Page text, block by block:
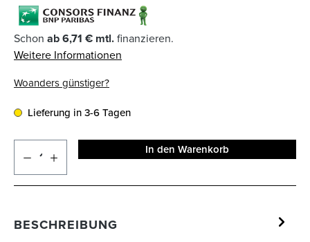
Schon ab 6,71 € mtl.finanzieren.
Weitere Informationen
Woanders günstiger?
Lieferung in 3-6 Tagen
In den Warenkorb
BESCHREIBUNG